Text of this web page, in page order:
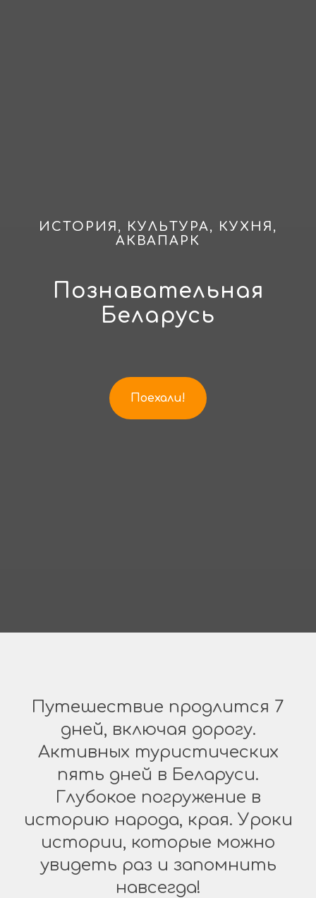
ИСТОРИЯ, КУЛЬТУРА, КУХНЯ,
АКВАПАРК
Познавательная
Беларусь
Поехали!
Путешествие продлится 7
дней, включая дорогу.
Активных туристических
пять дней в Беларуси.
Глубокое погружение в
историю народа, края. Уроки
истории, которые можно
увидеть раз и запомнить
навсегда!